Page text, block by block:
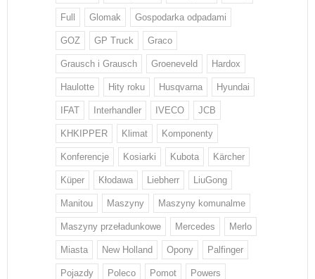
Full Glomak Gospodarka odpadami
GOZ GP Truck Graco
Grausch i Grausch Groeneveld Hardox
Haulotte Hity roku Husqvarna Hyundai
IFAT Interhandler IVECO JCB
KHKIPPER Klimat Komponenty
Konferencje Kosiarki Kubota Kärcher
Küper Kłodawa Liebherr LiuGong
Manitou Maszyny Maszyny komunalme
Maszyny przeładunkowe Mercedes Merlo
Miasta New Holland Opony Palfinger
Pojazdy Poleco Pomot Powers